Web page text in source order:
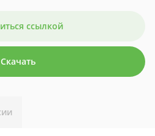
ссылкой
Скачать